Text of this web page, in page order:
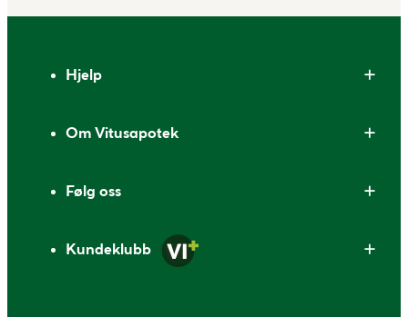
Hjelp
Om Vitusapotek
Følg oss
Kundeklubb